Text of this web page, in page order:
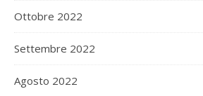
Ottobre 2022
Settembre 2022
Agosto 2022